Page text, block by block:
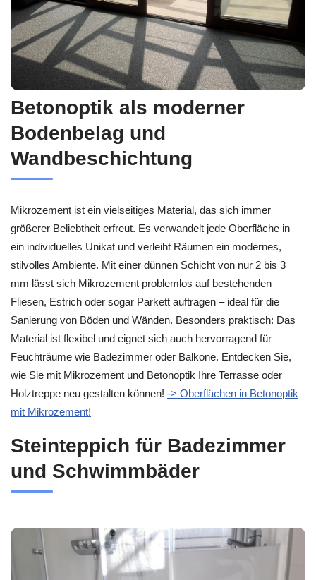
Betonoptik als moderner
Bodenbelag und
Wandbeschichtung
Mikrozement ist ein vielseitiges Material, das sich immer
größerer Beliebtheit erfreut. Es verwandelt jede Oberfläche in
ein individuelles Unikat und verleiht Räumen ein modernes,
stilvolles Ambiente. Mit einer dünnen Schicht von nur 2 bis 3
mm lässt sich Mikrozement problemlos auf bestehenden
Fliesen, Estrich oder sogar Parkett auftragen – ideal für die
Sanierung von Böden und Wänden. Besonders praktisch: Das
Material ist flexibel und eignet sich auch hervorragend für
Feuchträume wie Badezimmer oder Balkone. Entdecken Sie,
wie Sie mit Mikrozement und Betonoptik Ihre Terrasse oder
Holztreppe neu gestalten können! -> Oberflächen in Betonoptik
mit Mikrozement!
Steinteppich für Badezimmer
und Schwimmbäder